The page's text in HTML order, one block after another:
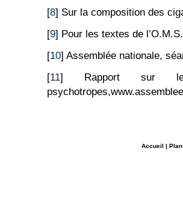
[8] Sur la composition des
[9] Pour les textes de
[10] Assemblée nationale,
[11] Rapport sur le
Accueil | Plan